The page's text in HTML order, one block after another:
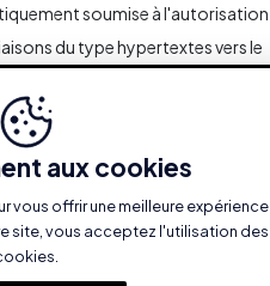
soumise à l'autorisation
du type hypertextes vers le
aux cookies
vous offrir une meilleure expérience
site, vous acceptez l'utilisation des